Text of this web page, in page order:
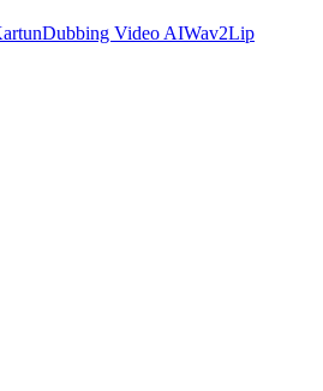
Dubbing Video AIWav2Lip